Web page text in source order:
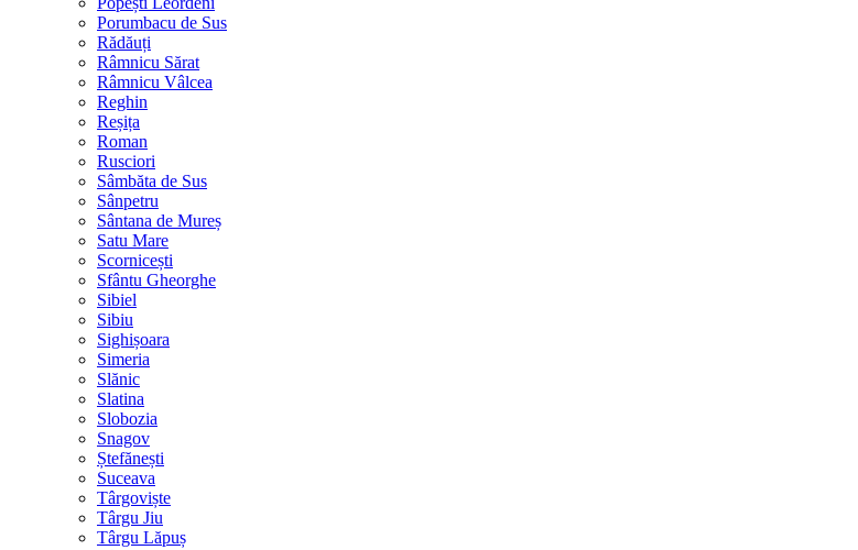
Porumbacu de Sus
Rădăuți
Râmnicu Sărat
Râmnicu Vâlcea
Reghin
Reșița
Roman
Rusciori
Sâmbăta de Sus
Sânpetru
Sântana de Mureș
Satu Mare
Scornicești
Sfântu Gheorghe
Sibiel
Sibiu
Sighișoara
Simeria
Slănic
Slatina
Slobozia
Snagov
Ștefănești
Suceava
Târgoviște
Târgu Jiu
Târgu Lăpuș